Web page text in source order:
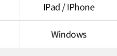
IPad / IPhone
Windows